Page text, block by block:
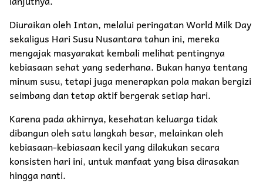
Diuraikan oleh Intan, melalui peringatan World Milk Day
sekaligus Hari Susu Nusantara tahun ini, mereka
mengajak masyarakat kembali melihat pentingnya
kebiasaan sehat yang sederhana. Bukan hanya tentang
minum susu, tetapi juga menerapkan pola makan bergizi
seimbang dan tetap aktif bergerak setiap hari.
Karena pada akhirnya, kesehatan keluarga tidak
dibangun oleh satu langkah besar, melainkan oleh
kebiasaan-kebiasaan kecil yang dilakukan secara
konsisten hari ini, untuk manfaat yang bisa dirasakan
hingga nanti.